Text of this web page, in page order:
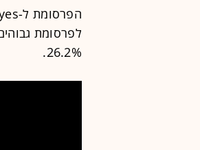
26.2%.